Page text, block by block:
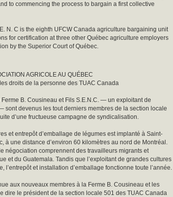
to commencing the process to bargain a first collective
N. C is the eighth UFCW Canada agriculture bargaining unit
for certification at three other Québec agriculture employers
by the Superior Court of Québec.
AGRICOLE AU QUÉBEC
droits de la personne des TUAC Canada
B. Cousineau et Fils S.E.N.C. — un exploitant de
sont devenus les tout derniers membres de la section locale
d’une fructueuse campagne de syndicalisation.
et entrepôt d’emballage de légumes est implanté à Saint-
à une distance d’environ 60 kilomètres au nord de Montréal.
négociation comprennent des travailleurs migrants et
et du Guatemala. Tandis que l’exploitant de grandes cultures
l’entrepôt et installation d’emballage fonctionne toute l’année.
aux nouveaux membres à la Ferme B. Cousineau et les
dire le président de la section locale 501 des TUAC Canada